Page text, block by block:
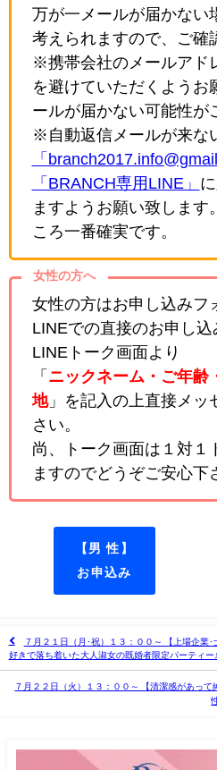
万が一メールが届かない
考えられますので、ご確
※携帯会社のメールアド
を避けていただくようお
ールが届かない可能性が
※自動返信メールが来な
「
「BRANCH専用LINE」
ますようお願い致します。
ころ一番確実です。
女性の方へ
女性の方はお申し込みフ
LINEでの直接のお申し込
LINEトーク画面より
「 ニックネーム・ご年齢
地」を記入の上直接メッ
さい。
尚、トーク画面は１対１
ますのでどうぞご安心下
【男 性】
お申込み
７月２１日（月･祝）１３：００～ 【上場企業
好きで落ち着いた大人淑女の既婚者限定パーティー
７月２２日（火）１３：００～ 【清潔感があっ